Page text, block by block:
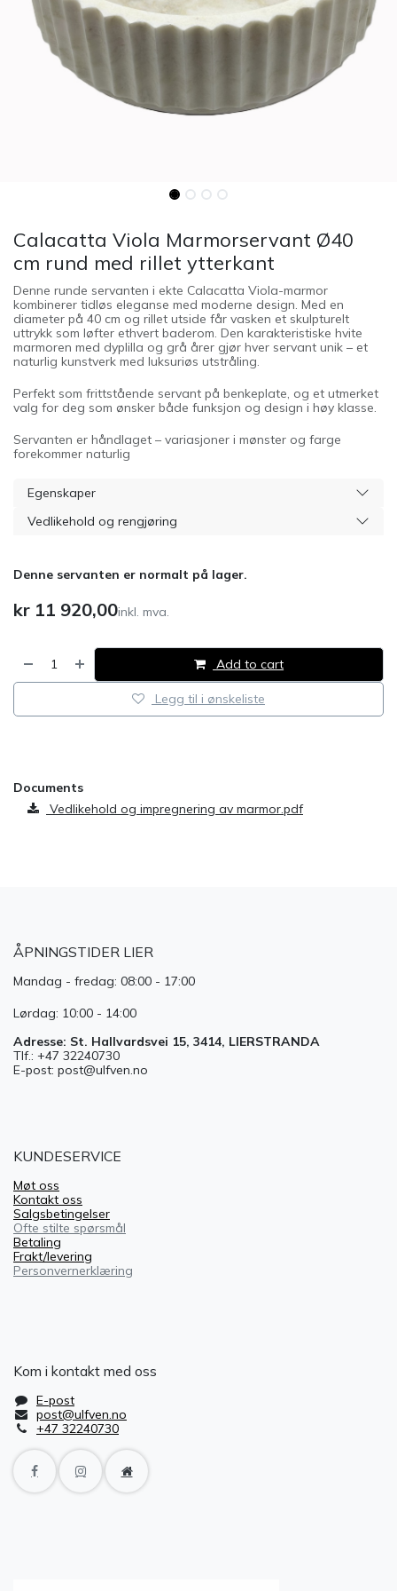
Calacatta Viola Marmorservant Ø40
cm rund med rillet ytterkant
Denne runde servanten i ekte Calacatta Viola-marmor
kombinerer tidløs eleganse med moderne design. Med en
diameter på 40 cm og rillet utside får vasken et skulpturelt
uttrykk som løfter ethvert baderom. Den karakteristiske hvite
marmoren med dyplilla og grå årer gjør hver servant unik – et
naturlig kunstverk med luksuriøs utstråling.
Perfekt som frittstående servant på benkeplate, og et utmerket
valg for deg som ønsker både funksjon og design i høy klasse.
Servanten er håndlaget – variasjoner i mønster og farge
forekommer naturlig
Egenskaper
Vedlikehold og rengjøring
Denne servanten er normalt på lager.
kr 11 920,00inkl. mva.
Add to cart
Legg til i ønskeliste
Documents
Vedlikehold og impregnering av marmor.pdf
ÅPNINGSTIDER LIER
Mandag - fredag: 08:00 - 17:00
Lørdag: 10:00 - 14:00
Adresse: St. Hallvardsvei 15, 3414, LIERSTRANDA
Tlf.: +47 32240730
E-post: post@ulfven.no
KUNDESERVICE
Møt oss
Kontakt oss
Salgsbetingelser
Ofte stilte spørsmål
Betaling
Frakt/levering
Personvernerklæring
Kom i kontakt med oss
E-post
post@ulfven.no
+47 32240730